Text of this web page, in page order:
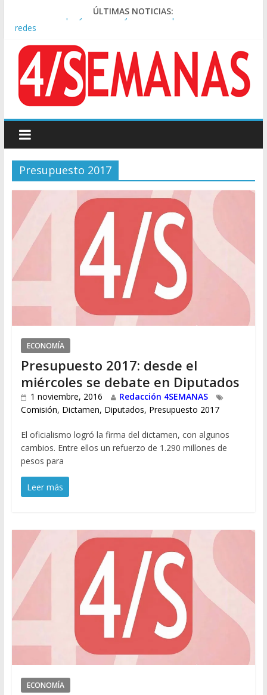
ÚLTIMAS NOTICIAS:
El rechazo al proyecto de Ley de Tierras predominó en las
redes
Confirmado: el papa León XIV visitará la Argentina entre el 8 y
el 11 de noviembre
Crisis diplomática: Brasil retiró a su embajador de la Argentina
tras los insultos de Milei a Lula
Rechazo a la Ley de Tierras: se espera un fuerte operativo
Presupuesto 2017
ECONOMÍA
Presupuesto 2017: desde el
miércoles se debate en Diputados
1 noviembre, 2016
Redacción 4SEMANAS
Comisión, Dictamen, Diputados, Presupuesto 2017
El oficialismo logró la firma del dictamen, con algunos
cambios. Entre ellos un refuerzo de 1.290 millones de
pesos para
Leer más
ECONOMÍA